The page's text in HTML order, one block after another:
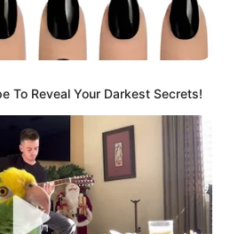
വഴിത്തിരിവ്.
സംശയിച്ചയാളാണെന്ന്
സ്ഥിരീകരണം.
പാപ്പർ എന്ന് വിളിക്കുന്ന
പ്രതി എന്ന്
ചിത്രം പോലീസ്
എന്നാൽ യഥാർത്ഥ
To Reveal Your Darkest Secrets!